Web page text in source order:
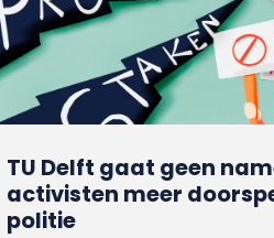
TU Delft gaat geen
activisten meer
politie